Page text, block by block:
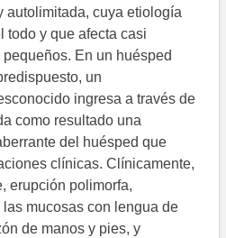
autolimitada, cuya etiología
todo y que afecta casi
En un huésped
un
ingresa a través de
como resultado una
del huésped que
clínicas. Clínicamente,
erupción polimorfa,
mucosas con lengua de
de manos y pies, y